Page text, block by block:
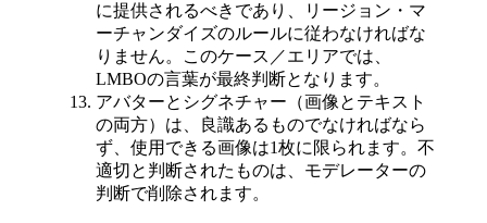
に提供されるべきであり、リージョン・マ
ーチャンダイズのルールに従わなければな
りません。このケース／エリアでは、
LMBOの言葉が最終判断となります。
アバターとシグネチャー（画像とテキスト
の両方）は、良識あるものでなければなら
ず、使用できる画像は1枚に限られます。不
適切と判断されたものは、モデレーターの
判断で削除されます。